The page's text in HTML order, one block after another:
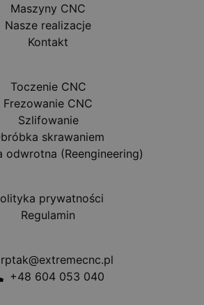
Maszyny CNC
Nasze realizacje
Kontakt
Toczenie CNC
Frezowanie CNC
Szlifowanie
skrawaniem
odwrotna (Reengineering)
prywatności
Regulamin
rptak@extremecnc.pl
+48 604 053 040